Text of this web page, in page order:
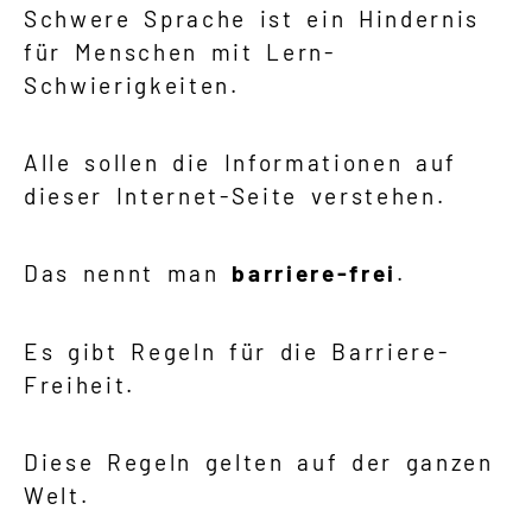
Schwere Sprache ist ein Hindernis
für Menschen mit Lern-
Schwierigkeiten.
Alle sollen die Informationen auf
dieser Internet-Seite verstehen.
Das nennt man barriere-frei .
Es gibt Regeln für die Barriere-
Freiheit.
Diese Regeln gelten auf der ganzen
Welt.